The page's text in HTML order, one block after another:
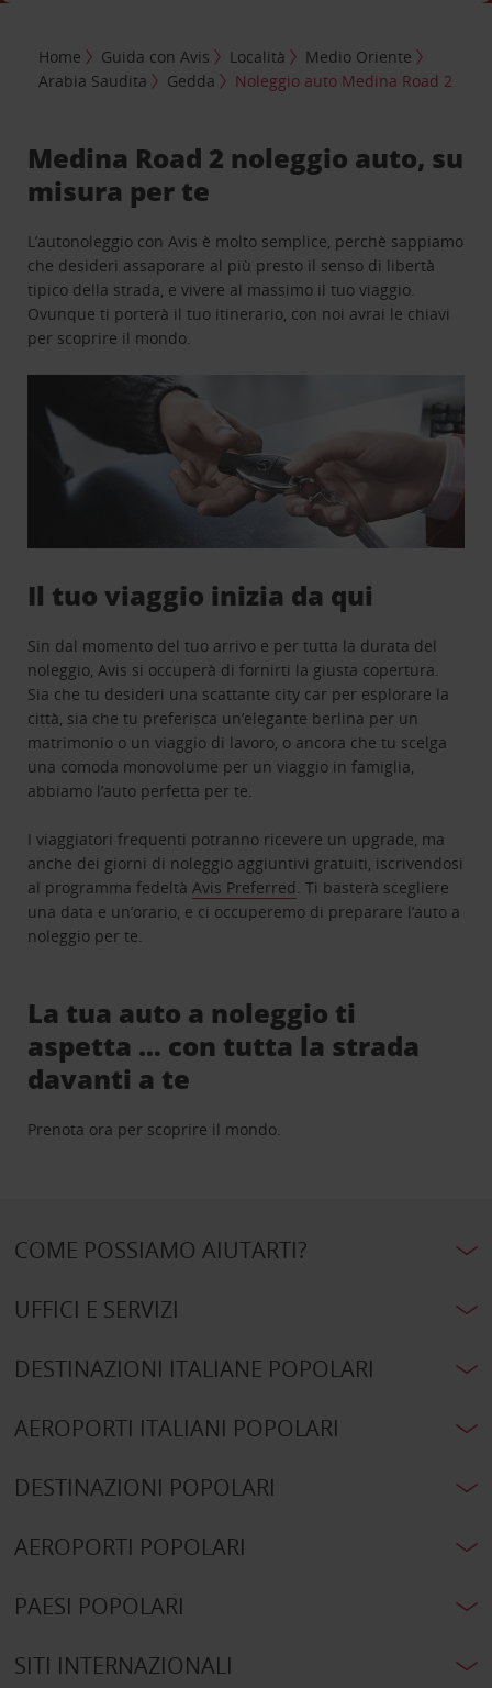
Home Guida con Avis Località
Medio Oriente
Arabia Saudita
Gedda Noleggio auto Medina Road 2
Medina Road 2 noleggio auto, su
misura per te
L’autonoleggio con Avis è molto semplice, perchè sappiamo
che desideri assaporare al più presto il senso di libertà
tipico della strada, e vivere al massimo il tuo viaggio.
Ovunque ti porterà il tuo itinerario, con noi avrai le chiavi
per scoprire il mondo.
Il tuo viaggio inizia da qui
Sin dal momento del tuo arrivo e per tutta la durata del
noleggio, Avis si occuperà di fornirti la giusta copertura.
Sia che tu desideri una scattante city car per esplorare la
città, sia che tu preferisca un’elegante berlina per un
matrimonio o un viaggio di lavoro, o ancora che tu scelga
una comoda monovolume per un viaggio in famiglia,
abbiamo l’auto perfetta per te.
I viaggiatori frequenti potranno ricevere un upgrade, ma
anche dei giorni di noleggio aggiuntivi gratuiti, iscrivendosi
al programma fedeltàAvis Preferred. Ti basterà scegliere
una data e un’orario, e ci occuperemo di preparare l’auto a
noleggio per te.
La tua auto a noleggio ti
aspetta … con tutta la strada
davanti a te
Prenota ora per scoprire il mondo.
COME POSSIAMO AIUTARTI?
UFFICI E SERVIZI
DESTINAZIONI ITALIANE POPOLARI
AEROPORTI ITALIANI POPOLARI
DESTINAZIONI POPOLARI
AEROPORTI POPOLARI
PAESI POPOLARI
SITI INTERNAZIONALI